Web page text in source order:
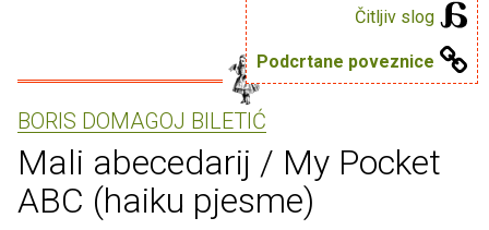
Čitljiv slog
Podcrtane poveznice
BORIS DOMAGOJ BILETIĆ
Mali abecedarij / My Pocket
ABC (haiku pjesme)